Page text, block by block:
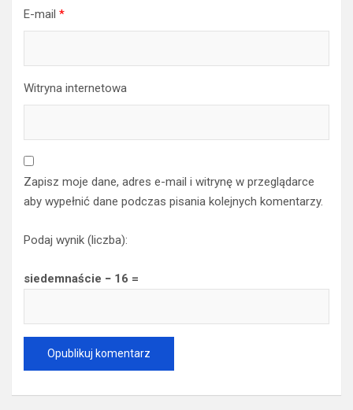
E-mail *
Witryna internetowa
Zapisz moje dane, adres e-mail i witrynę w przeglądarce
aby wypełnić dane podczas pisania kolejnych komentarzy.
Podaj wynik (liczba):
siedemnaście − 16 =